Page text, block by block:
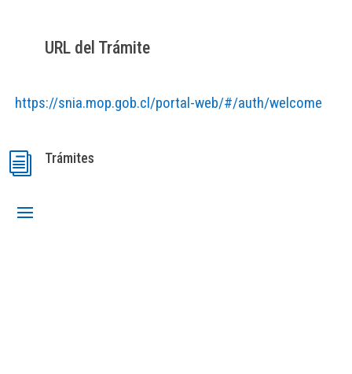
URL del Trámite
https://snia.mop.gob.cl/portal-web/#/auth/welcome
i Trámites